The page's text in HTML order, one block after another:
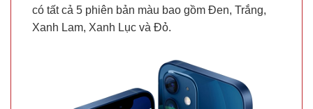
có tất cả 5 phiên bản màu bao gồm Đen, Trắng,
Xanh Lam, Xanh Lục và Đỏ.